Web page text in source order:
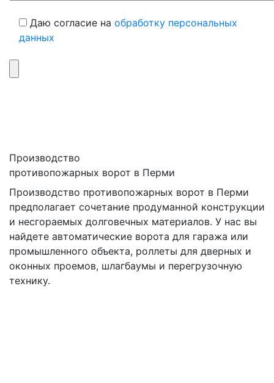
Даю согласие на обработку персональных
данных
Производство
противопожарных ворот в Перми
Производство противопожарных ворот в Перми
предполагает сочетание продуманной конструкции
и несгораемых долговечных материалов. У нас вы
найдете автоматические ворота для гаража или
промышленного объекта, роллеты для дверных и
оконных проемов, шлагбаумы и перегрузочную
технику.